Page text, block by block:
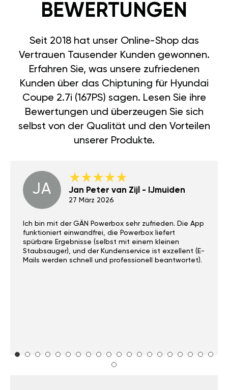
BEWERTUNGEN
Seit 2018 hat unser Online-Shop das
Vertrauen Tausender Kunden gewonnen.
Erfahren Sie, was unsere zufriedenen
Kunden über das Chiptuning für Hyundai
Coupe 2.7i (167PS) sagen. Lesen Sie ihre
Bewertungen und überzeugen Sie sich
selbst von der Qualität und den Vorteilen
unserer Produkte.
JA Jan Peter van Zijl - IJmuiden
27 März 2026
Ich bin mit der GÄN Powerbox sehr zufrieden. Die App
funktioniert einwandfrei, die Powerbox liefert
spürbare Ergebnisse (selbst mit einem kleinen
Staubsauger), und der Kundenservice ist exzellent (E-
Mails werden schnell und professionell beantwortet).